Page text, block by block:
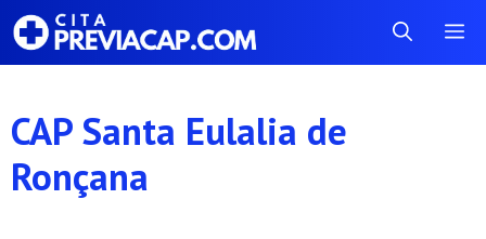
Saltar
CAP Santa Eulalia de
Ronçana